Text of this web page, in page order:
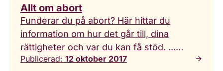
Allt om abort
Funderar du på abort? Här hittar du
information om hur det går till, dina
rättigheter och var du kan få stöd. ...
Funderar du påabort? Här hittar du
Publicerad: 12 oktober 2017